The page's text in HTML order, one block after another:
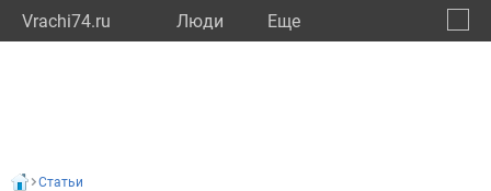
Vrachi74.ru Люди Eще
Статьи